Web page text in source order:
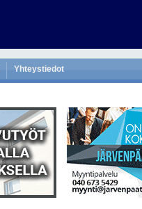
Yhteystiedot